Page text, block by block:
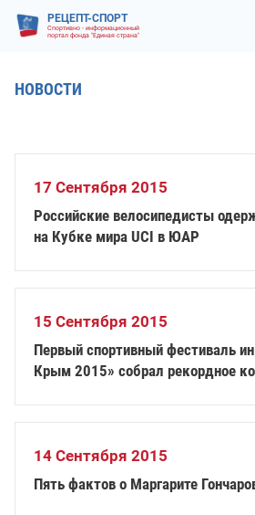
РЕЦЕПТ-СПОРТ
Спортивно - информационный
портал фонда "Единая страна"
НОВОСТИ
17 Сентября 2015
Российские велосипедисты
на Кубке мира UCI в ЮАР
15 Сентября 2015
Первый спортивный фестиваль
Крым 2015» собрал рекордное
14 Сентября 2015
Пять фактов о Маргарите